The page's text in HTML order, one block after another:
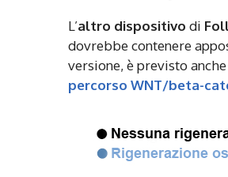
L’altro dispositivo di
dovrebbe contenere
versione, è previsto
percorso WNT/beta-